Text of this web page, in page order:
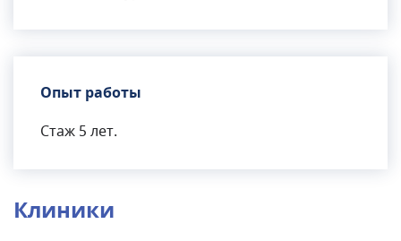
Опыт работы
Стаж 5 лет.
Клиники